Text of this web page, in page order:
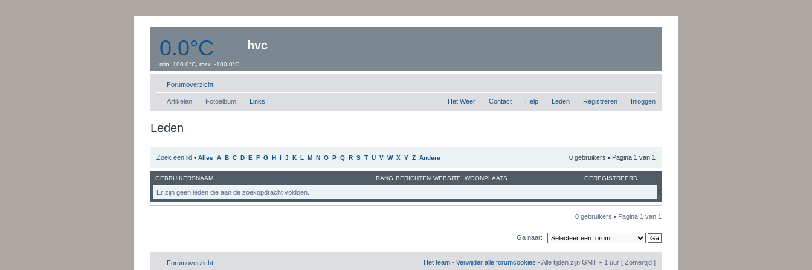
0.0°C
min. 100.0°C, max. -100.0°C
Windsnelheid:0 km/uur
hvc
Forumoverzicht
Artikelen Fotoalbum Links Het Weer Contact Help Leden Registreren Inloggen
Leden
Zoek een lid • Alles A B C D E F G H I J K L M N O P Q R S T U V W X Y Z Andere 0 gebruikers • Pagina 1 van 1
RANG
GEBRUIKERSNAAM BERICHTEN WEBSITE WOONPLAATS GEREGISTREERD
Er zijn geen leden die aan de zoekopdracht voldoen.
0 gebruikers • Pagina 1 van 1
Ga naar:
Forumoverzicht Het team • Verwijder alle forumcookies • Alle tijden zijn GMT + 1 uur [ Zomertijd ]